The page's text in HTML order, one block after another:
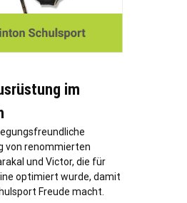
im
von renommierten
und Victor, die für
optimiert wurde, damit
Freude macht.